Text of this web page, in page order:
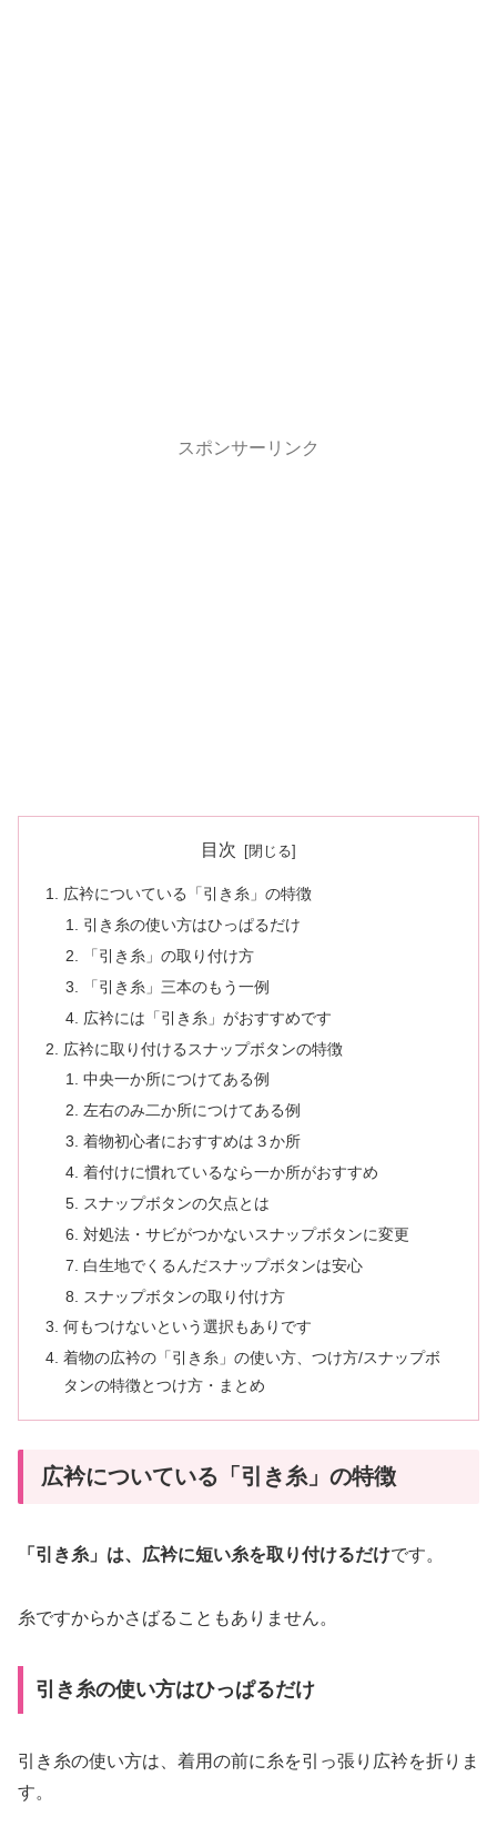
スポンサーリンク
目次
広衿についている「引き糸」の特徴
引き糸の使い方はひっぱるだけ
「引き糸」の取り付け方
「引き糸」三本のもう一例
広衿には「引き糸」がおすすめです
広衿に取り付けるスナップボタンの特徴
中央一か所につけてある例
左右のみ二か所につけてある例
着物初心者におすすめは３か所
着付けに慣れているなら一か所がおすすめ
スナップボタンの欠点とは
対処法・サビがつかないスナップボタンに変更
白生地でくるんだスナップボタンは安心
スナップボタンの取り付け方
何もつけないという選択もありです
着物の広衿の「引き糸」の使い方、つけ方/スナップボ
タンの特徴とつけ方・まとめ
広衿についている「引き糸」の特徴
「引き糸」は、広衿に短い糸を取り付けるだけです。
糸ですからかさばることもありません。
引き糸の使い方はひっぱるだけ
引き糸の使い方は、着用の前に糸を引っ張り広衿を折りま
す。